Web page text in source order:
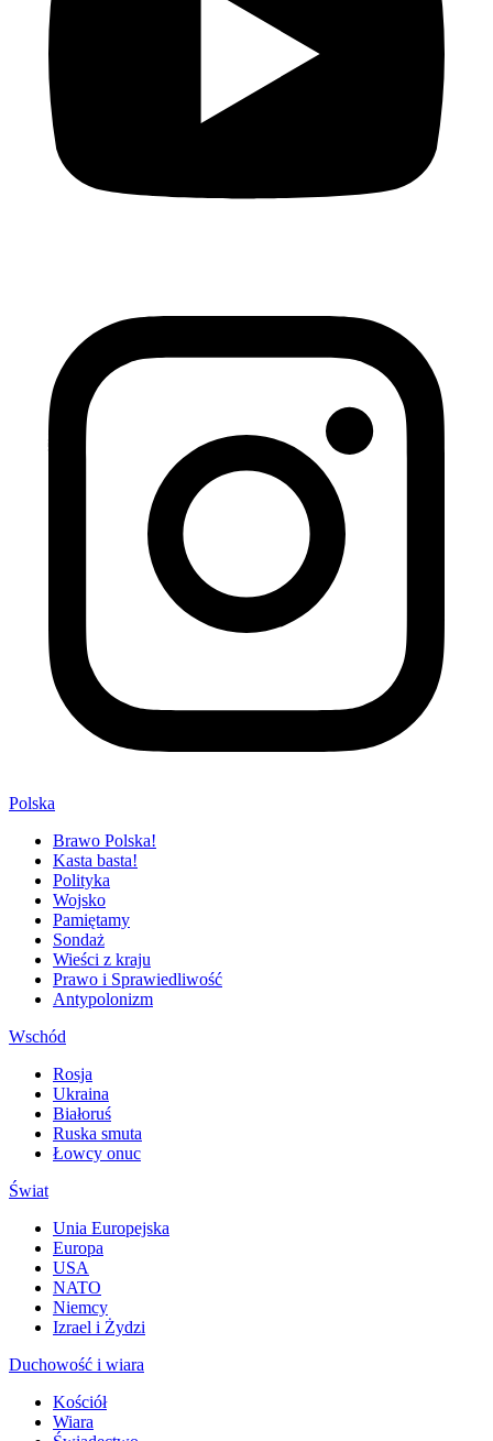
Polska
Brawo Polska!
Kasta basta!
Polityka
Wojsko
Pamiętamy
Sondaż
Wieści z kraju
Prawo i Sprawiedliwość
Antypolonizm
Wschód
Rosja
Ukraina
Białoruś
Ruska smuta
Łowcy onuc
Świat
Unia Europejska
Europa
USA
NATO
Niemcy
Izrael i Żydzi
Duchowość i wiara
Kościół
Wiara